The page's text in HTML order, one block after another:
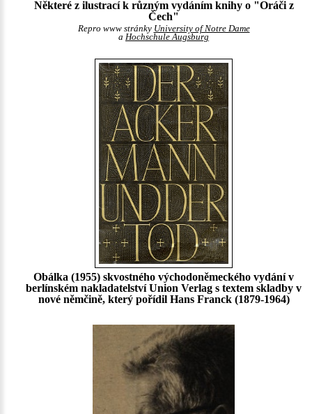
Některé z ilustrací k různým vydáním knihy o "Oráči z
Čech"
Repro www stránky University of Notre Dame
a Hochschule Augsburg
Obálka (1955) skvostného východoněmeckého vydání v
berlínském nakladatelství Union Verlag s textem skladby v
nové němčině, který pořídil Hans Franck (1879-1964)